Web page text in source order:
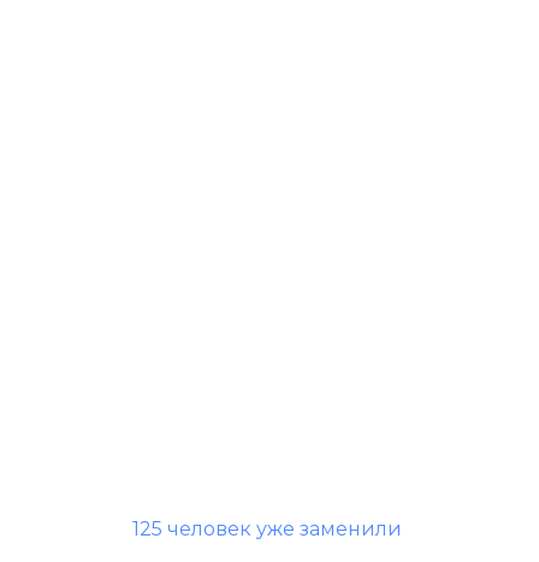
125 человек уже заменили